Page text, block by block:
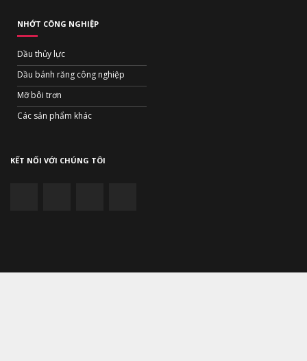
NHỚT CÔNG NGHIỆP
Dầu thủy lực
Dầu bánh răng công nghiệp
Mỡ bôi trơn
Các sản phẩm khác
KẾT NỐI VỚI CHÚNG TÔI